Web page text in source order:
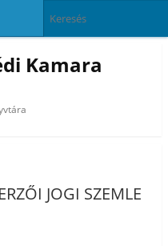
Kamara
JOGI SZEMLE